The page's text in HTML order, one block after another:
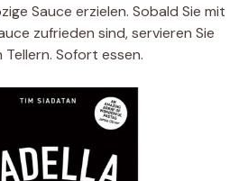
Sauce erzielen. Sobald Sie mit
zufrieden sind, servieren Sie
Sofort essen.